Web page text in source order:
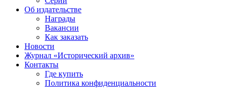
Об издательстве
Награды
Вакансии
Как заказать
Новости
Журнал «Исторический архив»‎
Контакты
Где купить
Политика конфиденциальности